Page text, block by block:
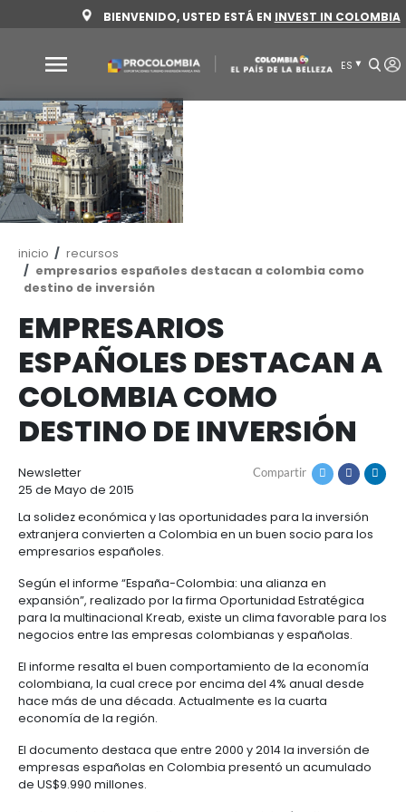
al
contenido
principal
BIENVENIDO, USTED ESTÁ ENINVEST
Por
qué
Colombia
para
invertir
Sectores
para
invertir
Agroindustria
y
alimentos
Agroindustria
alimentos
Alimentos
procesados
Cacao
y
derivados
Energía
Energía
renovable
verde
Salud
y
ciencias
Salud
y
ciencias
Infraestructura
Infraestructura
Manufacturas
Cómo
invertir
Cómo
invertir
1.
Régimen
general
la
inversión
extranjera
2.
Régimen
3.
Recursos
Recursos
Acompañamiento
Buscador
de
oportunidades
Buscador
de
Inversionista
Directorio
de
Recursos
Contacto
Ruta
de
navegación
inicio
recursos
empresarios españoles destacan a
destino de inversión
EMPRESARIOS
ESPAÑOLES
COLOMBIA COMO
DESTINO DE
Newsletter Compartir
25 de Mayo de 2015
La solidez económica y las oportunidades para la
extranjera convierten a Colombia en un buen
empresarios españoles.
Según el informe “España-Colombia: una alianza
expansión”, realizado por la firma Oportunidad
para la multinacional Kreab, existe un clima
negocios entre las empresas colombianas y